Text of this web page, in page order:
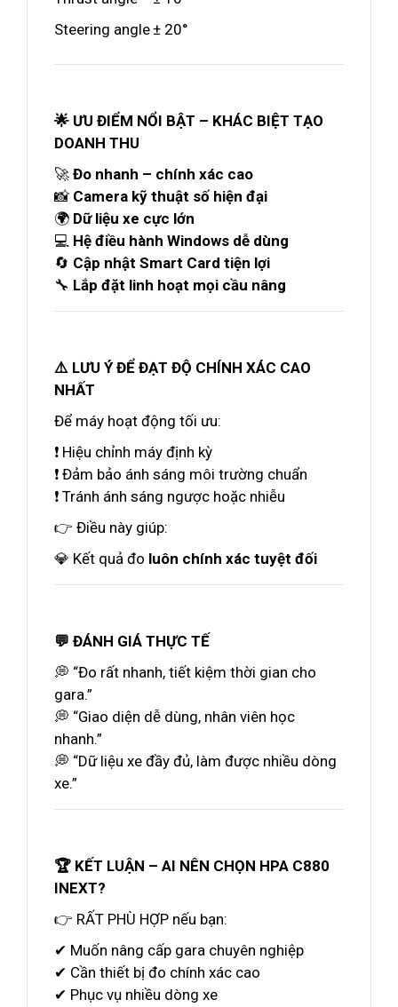
Steering angle± 20°
🌟 ƯU ĐIỂM NỔI BẬT – KHÁC BIỆT TẠO
DOANH THU
🚀 Đo nhanh – chính xác cao
📸 Camera kỹ thuật số hiện đại
🌍 Dữ liệu xe cực lớn
💻 Hệ điều hành Windows dễ dùng
🔄 Cập nhật Smart Card tiện lợi
🔧 Lắp đặt linh hoạt mọi cầu nâng
⚠️ LƯU Ý ĐỂ ĐẠT ĐỘ CHÍNH XÁC CAO
NHẤT
Để máy hoạt động tối ưu:
❗ Hiệu chỉnh máy định kỳ
❗ Đảm bảo ánh sáng môi trường chuẩn
❗ Tránh ánh sáng ngược hoặc nhiễu
👉 Điều này giúp:
💎 Kết quả đo luôn chính xác tuyệt đối
💬 ĐÁNH GIÁ THỰC TẾ
💭 “Đo rất nhanh, tiết kiệm thời gian cho
gara.”
💭 “Giao diện dễ dùng, nhân viên học
nhanh.”
💭 “Dữ liệu xe đầy đủ, làm được nhiều dòng
xe.”
🏆 KẾT LUẬN – AI NÊN CHỌN HPA C880
INEXT?
👉 RẤT PHÙ HỢP nếu bạn:
✔ Muốn nâng cấp gara chuyên nghiệp
✔ Cần thiết bị đo chính xác cao
✔ Phục vụ nhiều dòng xe